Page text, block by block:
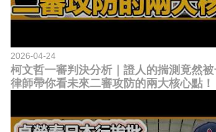
2026-04-24
柯文哲一審判決分析｜證人的揣測竟然
律師帶你看未來二審攻防的兩大核心點！